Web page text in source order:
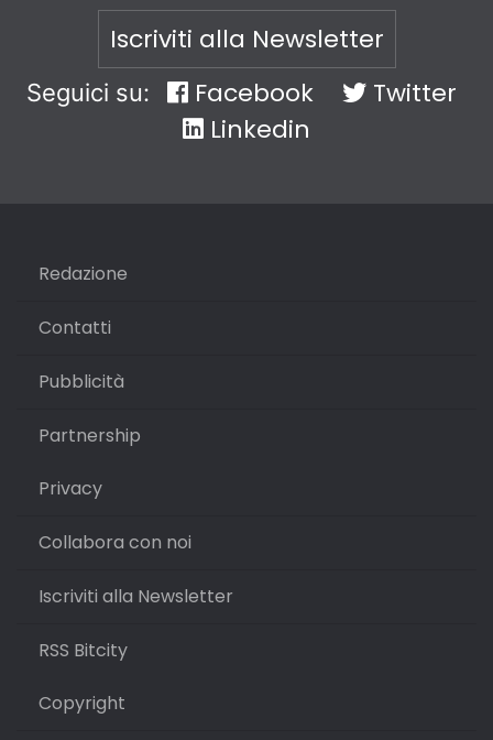
Iscriviti alla Newsletter
Seguici su: Facebook
Twitter
Linkedin
Redazione
Contatti
Pubblicità
Partnership
Privacy
Collabora con noi
Iscriviti alla Newsletter
RSS Bitcity
Copyright